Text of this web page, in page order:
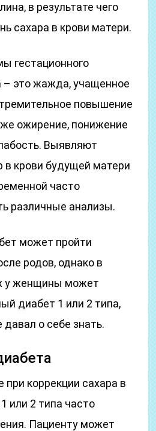
в результате чего
сахара в крови матери.
гестационного
– это жажда, учащенное
повышение
ожирение, понижение
Выявляют
крови будущей матери
часто
различные анализы.
может пройти
родов, однако в
у женщины может
диабет 1 или 2 типа,
о себе знать.
коррекции сахара в
или 2 типа часто
Пациенту может